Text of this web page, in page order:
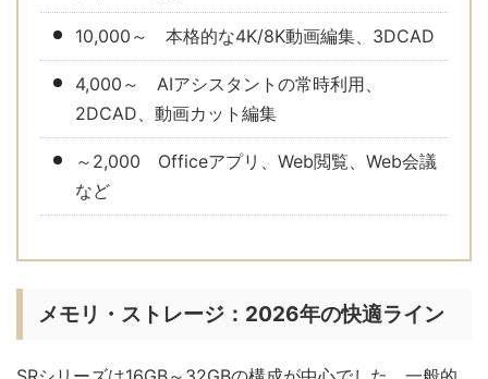
10,000～ 本格的な4K/8K動画編集、3DCAD
4,000～ AIアシスタントの常時利用、
2DCAD、動画カット編集
～2,000 Officeアプリ、Web閲覧、Web会議
など
メモリ・ストレージ：2026年の快適ライン